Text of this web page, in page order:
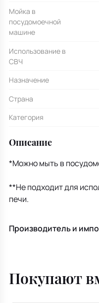
Мойка в
посудомоечной
машине
Использование в
СВЧ
Назначение
Страна
Категория
Описание
*Можно мыть в
**Не подходит для
печи.
Производитель и
Покупают